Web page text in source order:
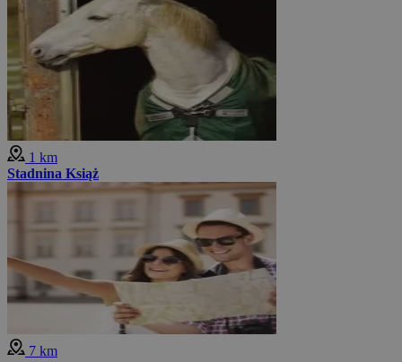
1 km
Stadnina Książ
7 km